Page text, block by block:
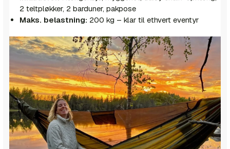
2 teltpløkker, 2 barduner, pakpose
Maks. belastning: 200 kg – klar til ethvert eventyr